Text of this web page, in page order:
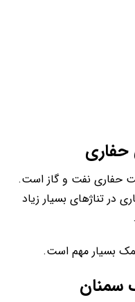
حفاری نفت و گاز است.
تناژهای بسیار زیاد
بسیار مهم است.
سمنان